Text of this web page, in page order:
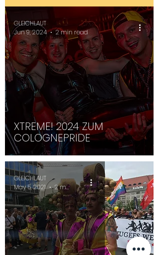
XTREME! 2024 ZUM
COLOGNEPRIDE
GLEICHLAUT
Jun 9, 2024
2 min read
GLEICHLAUT
May 5, 2021
2 min read